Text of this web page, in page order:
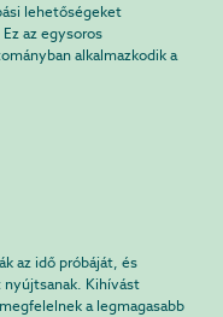
lehetőségeket
az egysoros
alkalmazkodik a
az idő próbáját, és
nyújtsanak. Kihívást
a legmagasabb